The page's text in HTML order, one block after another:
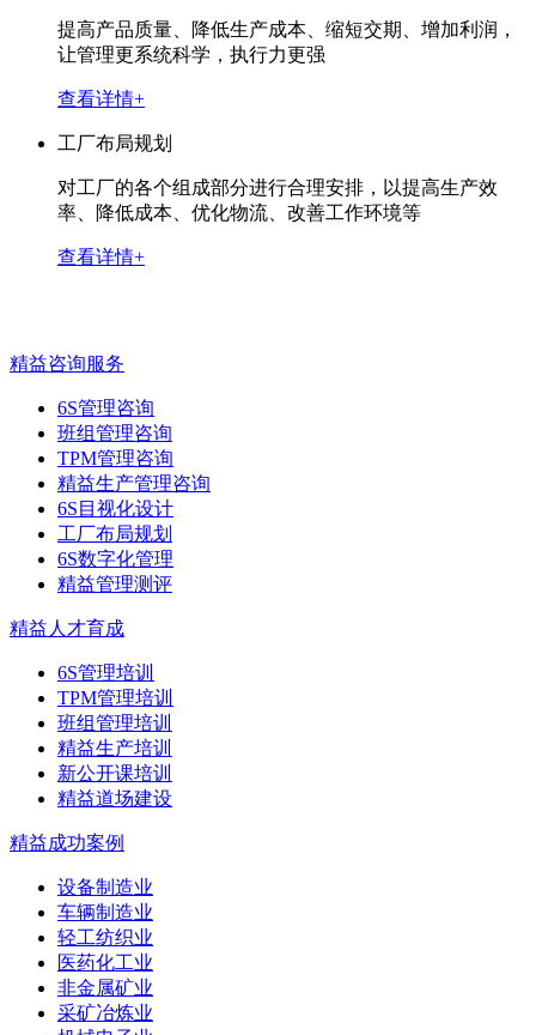
提高产品质量、降低生产成本、缩短交期、增加利润，
让管理更系统科学，执行力更强
查看详情+
工厂布局规划
对工厂的各个组成部分进行合理安排，以提高生产效
率、降低成本、优化物流、改善工作环境等
查看详情+
精益咨询服务
6S管理咨询
班组管理咨询
TPM管理咨询
精益生产管理咨询
6S目视化设计
工厂布局规划
6S数字化管理
精益管理测评
精益人才育成
6S管理培训
TPM管理培训
班组管理培训
精益生产培训
新公开课培训
精益道场建设
精益成功案例
设备制造业
车辆制造业
轻工纺织业
医药化工业
非金属矿业
采矿冶炼业